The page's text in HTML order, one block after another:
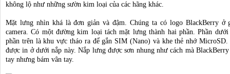
không lộ như những sườn kim loại của các hãng khác.
Mặt lưng nhìn khá là đơn giản và đậm. Chúng ta có logo BlackBerry ở
camera. Có một đường kim loại tách mặt lưng thành hai phần. Phần
phần trên là khu vực tháo ra để gắn SIM (Nano) và khe thẻ nhớ
được in ở dưới nắp này. Nắp lưng được sơn nhung như cách mà
tay nhưng bám vân tay.